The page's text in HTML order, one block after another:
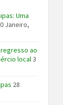
Uma
Janeiro,
regresso ao
local3
28